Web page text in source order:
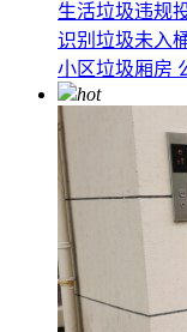
生活垃圾违规
识别垃圾未入
小区垃圾厢房
hot